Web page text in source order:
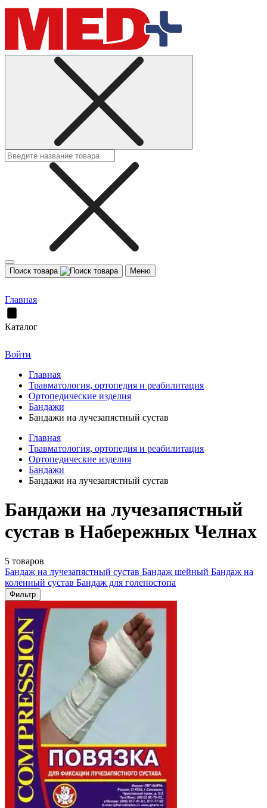
Поиск товара Меню
Главная
Каталог
Войти
Главная
Травматология, ортопедия и реабилитация
Ортопедические изделия
Бандажи
Бандажи на лучезапястный сустав
Главная
Травматология, ортопедия и реабилитация
Ортопедические изделия
Бандажи
Бандажи на лучезапястный сустав
Бандажи на лучезапястный
сустав в Набережных Челнах
5 товаров
Бандаж на лучезапястный сустав Бандаж шейный Бандаж на
коленный сустав Бандаж для голеностопа
Фильтр